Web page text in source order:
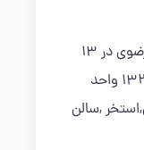
آرمان مشهد برترین پروژه اطراف حرم مطهر رضوی در 13
طبقه 406 واحد تجاری 295 واحد اقامتی 132 واحد
,سالن